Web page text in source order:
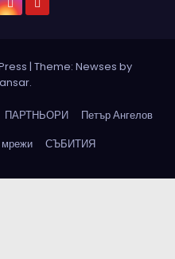
| Theme: Newses by
.
ПАРТНЬОРИ
Петър Ангелов
СЪБИТИЯ